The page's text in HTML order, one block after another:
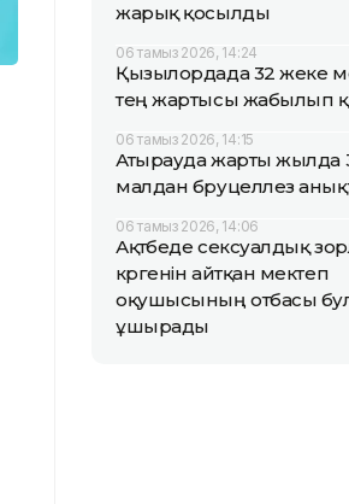
жарық қосылды
06 тамыз 2026, 14:24
Қызылордада 32 жеке
тең жартысы жабылып
06 тамыз 2026, 14:15
Атырауда жарты жылда
малдан бруцеллез
06 тамыз 2026, 14:06
Ақтөбеде сексуалдық
көргенін айтқан мектеп
оқушысының отбасы
ұшырады